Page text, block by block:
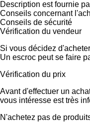
Description est fournie
Conseils concernant
Conseils de sécurité
Vérification du vendeur
Si vous décidez
Un escroc peut se faire
Vérification du prix
Avant d'effectuer un
vous intéresse est très
N'achetez pas de